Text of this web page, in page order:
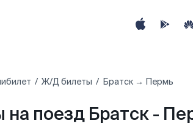
Ж/Д билеты Братск → Пермь
на поезд Братск -